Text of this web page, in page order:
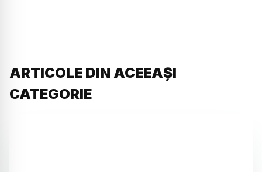
ARTICOLE DIN ACEEAȘI
CATEGORIE